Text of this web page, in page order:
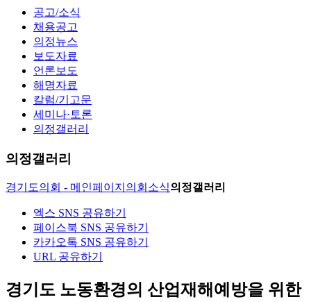
공고/소식
채용공고
의정뉴스
보도자료
언론보도
해명자료
칼럼/기고문
세미나·토론
의정갤러리
의정갤러리
경기도의회 - 메인페이지 의회소식의정갤러리
엑스 SNS 공유하기
페이스북 SNS 공유하기
카카오톡 SNS 공유하기
URL 공유하기
경기도 노동환경의 산업재해예방을 위한